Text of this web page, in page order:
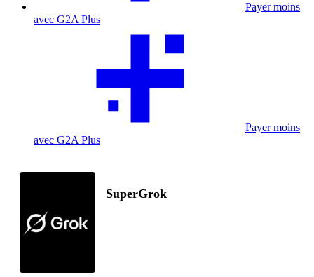
Payer moins
avec G2A Plus
Payer moins
avec G2A Plus
SuperGrok